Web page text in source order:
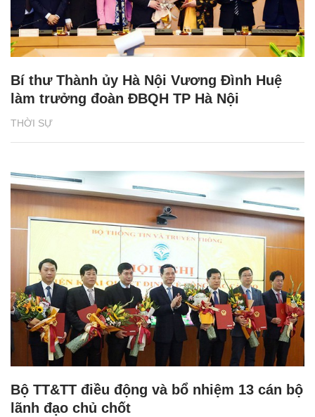
THỜI SỰ
Bí thư Thành ủy Hà Nội Vương Đình Huệ
làm trưởng đoàn ĐBQH TP Hà Nội
Bộ TT&TT điều động và bổ nhiệm 13 cán bộ
lãnh đạo chủ chốt